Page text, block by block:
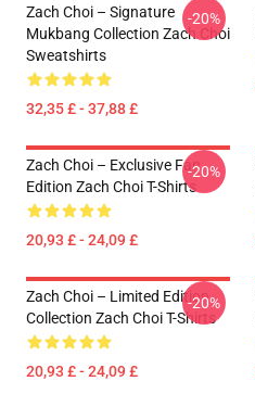
Zach Choi – Signature
Mukbang Collection Zach Choi
Sweatshirts
32,35 £ - 37,88 £
-20%
Zach Choi – Exclusive Fan
Edition Zach Choi T-Shirts
20,93 £ - 24,09 £
-20%
Zach Choi – Limited Edition
Collection Zach Choi T-Shirts
20,93 £ - 24,09 £
-20%